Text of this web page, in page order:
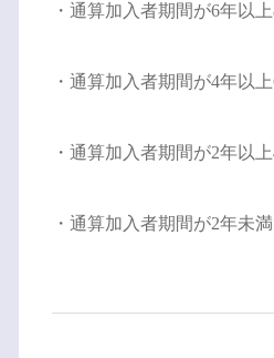
・通算加入者期間が6年以
・通算加入者期間が4年以
・通算加入者期間が2年以
・通算加入者期間が2年未